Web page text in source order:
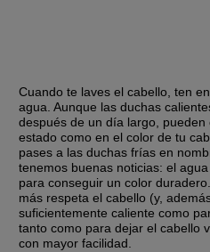
Cuando te laves el cabello, ten
agua. Aunque las duchas
después de un día largo,
estado como en el color de tu
pases a las duchas frías en
tenemos buenas noticias: el
para conseguir un color duradero.
más respeta el cabello (y,
suficientemente caliente como
tanto como para dejar el cabello
con mayor facilidad.